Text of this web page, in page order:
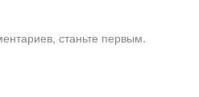
станьте первым.